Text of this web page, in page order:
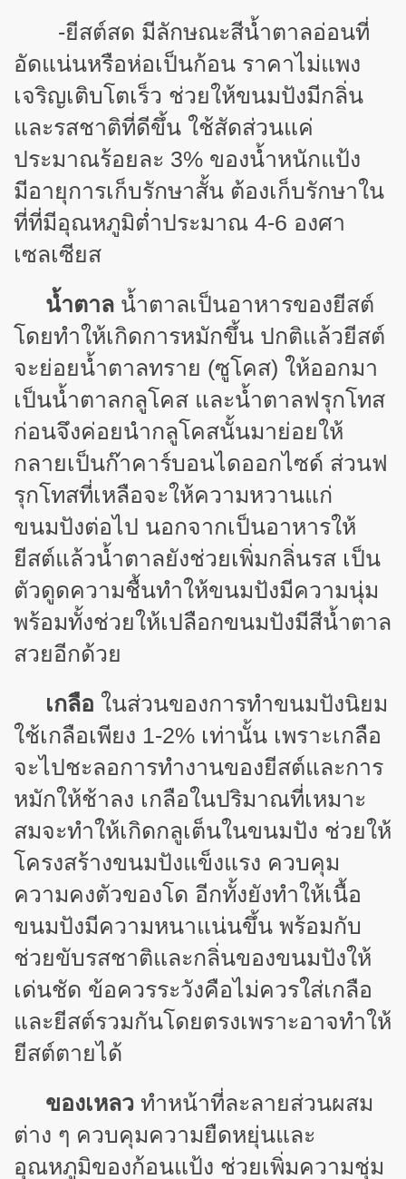
-ยีสต์สด มีลักษณะสีน้ำตาลอ่อนที่
อัดแน่นหรือห่อเป็นก้อน ราคาไม่แพง
เจริญเติบโตเร็ว ช่วยให้ขนมปังมีกลิ่น
และรสชาติที่ดีขึ้น ใช้สัดส่วนแค่
ประมาณร้อยละ 3% ของน้ำหนักแป้ง
มีอายุการเก็บรักษาสั้น ต้องเก็บรักษาใน
ที่ที่มีอุณหภูมิต่ำประมาณ 4-6 องศา
เซลเซียส
น้ำตาล น้ำตาลเป็นอาหารของยีสต์
โดยทำให้เกิดการหมักขึ้น ปกติแล้วยีสต์
จะย่อยน้ำตาลทราย (ซูโคส) ให้ออกมา
เป็นน้ำตาลกลูโคส และน้ำตาลฟรุกโทส
ก่อนจึงค่อยนำกลูโคสนั้นมาย่อยให้
กลายเป็นก๊าคาร์บอนไดออกไซด์ ส่วนฟ
รุกโทสที่เหลือจะให้ความหวานแก่
ขนมปังต่อไป นอกจากเป็นอาหารให้
ยีสต์แล้วน้ำตาลยังช่วยเพิ่มกลิ่นรส เป็น
ตัวดูดความชื้นทำให้ขนมปังมีความนุ่ม
พร้อมทั้งช่วยให้เปลือกขนมปังมีสีน้ำตาล
สวยอีกด้วย
เกลือ ในส่วนของการทำขนมปังนิยม
ใช้เกลือเพียง 1-2% เท่านั้น เพราะเกลือ
จะไปชะลอการทำงานของยีสต์และการ
หมักให้ช้าลง เกลือในปริมาณที่เหมาะ
สมจะทำให้เกิดกลูเต็นในขนมปัง ช่วยให้
โครงสร้างขนมปังแข็งแรง ควบคุม
ความคงตัวของโด อีกทั้งยังทำให้เนื้อ
ขนมปังมีความหนาแน่นขึ้น พร้อมกับ
ช่วยขับรสชาติและกลิ่นของขนมปังให้
เด่นชัด ข้อควรระวังคือไม่ควรใส่เกลือ
และยีสต์รวมกันโดยตรงเพราะอาจทำให้
ยีสต์ตายได้
ของเหลว ทำหน้าที่ละลายส่วนผสม
ต่าง ๆ ควบคุมความยืดหยุ่นและ
อุณหภูมิของก้อนแป้ง ช่วยเพิ่มความชุ่ม